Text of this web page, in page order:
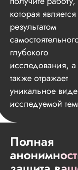
которая является
результатом
глубокого
исследования, а
также отражает
уникальное
исследуемой
Полная